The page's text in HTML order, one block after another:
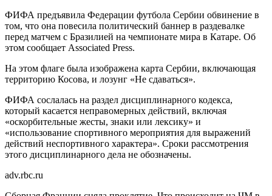
ФИФА предъявила Федерации футбола Сербии обвинение в
том, что она повесила политический баннер в раздевалке
перед матчем с Бразилией на чемпионате мира в Катаре. Об
этом сообщает Associated Press.
На этом флаге была изображена карта Сербии, включающая
территорию Косова, и лозунг «Не сдаваться».
ФИФА сослалась на раздел дисциплинарного кодекса,
который касается неправомерных действий, включая
«оскорбительные жесты, знаки или лексику» и
«использование спортивного мероприятия для выражений
действий неспортивного характера». Сроки рассмотрения
этого дисциплинарного дела не обозначены.
adv.rbc.ru